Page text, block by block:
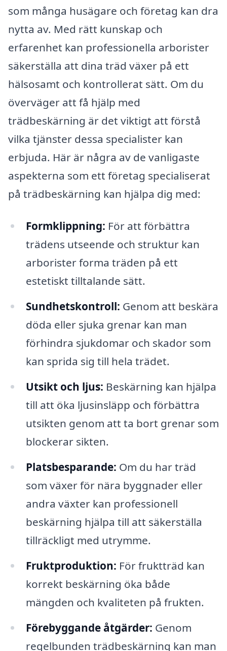
som många husägare och företag kan dra
nytta av. Med rätt kunskap och
erfarenhet kan professionella arborister
säkerställa att dina träd växer på ett
hälsosamt och kontrollerat sätt. Om du
överväger att få hjälp med
trädbeskärning är det viktigt att förstå
vilka tjänster dessa specialister kan
erbjuda. Här är några av de vanligaste
aspekterna som ett företag specialiserat
på trädbeskärning kan hjälpa dig med:
Formklippning: För att förbättra
trädens utseende och struktur kan
arborister forma träden på ett
estetiskt tilltalande sätt.
Sundhetskontroll: Genom att beskära
döda eller sjuka grenar kan man
förhindra sjukdomar och skador som
kan sprida sig till hela trädet.
Utsikt och ljus: Beskärning kan hjälpa
till att öka ljusinsläpp och förbättra
utsikten genom att ta bort grenar som
blockerar sikten.
Platsbesparande: Om du har träd
som växer för nära byggnader eller
andra växter kan professionell
beskärning hjälpa till att säkerställa
tillräckligt med utrymme.
Fruktproduktion: För fruktträd kan
korrekt beskärning öka både
mängden och kvaliteten på frukten.
Förebyggande åtgärder: Genom
regelbunden trädbeskärning kan man